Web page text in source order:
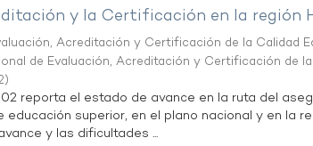
y la Certificación en la región
Acreditación y Certificación de la Calidad
de Evaluación, Acreditación y Certificación de
)
reporta el estado de avance en la ruta del
superior, en el plano nacional y en la
y las dificultades ...